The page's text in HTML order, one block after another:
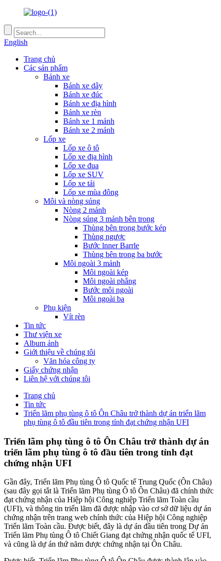
English
Trang chủ
Các sản phẩm
Bánh xe
Bánh xe dây
Bánh xe đúc
Bánh xe địa hình
Bánh xe rèn
Bánh xe 1 mảnh
Bánh xe 2 mảnh
Lốp xe
Lốp xe ô tô
Lốp xe địa hình
Lốp xe đua
Lốp xe SUV
Lốp xe tải
Lốp xe mùa đông
Môi và nòng súng
Nòng 2 mảnh
Nòng súng 3 mảnh bên trong
Thùng bên trong bước kép
Thùng ngược
Bước lnner Barrle
Thùng bên trong ba bước
Môi ngoài 3 mảnh
Môi ngoài kép
Môi ngoài phẳng
Bước môi ngoài
Môi ngoài ba
Phụ kiện
Vít rèn
Tin tức
Thư viện xe
Album ảnh
Giới thiệu về chúng tôi
Văn hóa công ty
Giấy chứng nhận
Liên hệ với chúng tôi
Trang chủ
Tin tức
Triển lãm phụ tùng ô tô Ôn Châu trở thành dự án triển lãm
phụ tùng ô tô đầu tiên trong tỉnh đạt chứng nhận UFI
Triển lãm phụ tùng ô tô Ôn Châu trở thành dự án
triển lãm phụ tùng ô tô đầu tiên trong tỉnh đạt
chứng nhận UFI
Gần đây, Triển lãm Phụ tùng Ô tô Quốc tế Trung Quốc (Ôn Châu)
(sau đây gọi tắt là Triển lãm Phụ tùng Ô tô Ôn Châu) đã chính thức
đạt chứng nhận của Hiệp hội Công nghiệp Triển lãm Toàn cầu
(UFI), và thông tin triển lãm đã được nhập vào cơ sở dữ liệu dự án
chứng nhận trên trang web chính thức của Hiệp hội Công nghiệp
Triển lãm Toàn cầu. Được biết, đây là dự án đầu tiên trong Dự án
Triển lãm Phụ tùng Ô tô Chiết Giang đạt chứng nhận quốc tế UFI,
và cũng là dự án thứ năm được chứng nhận tại Ôn Châu.